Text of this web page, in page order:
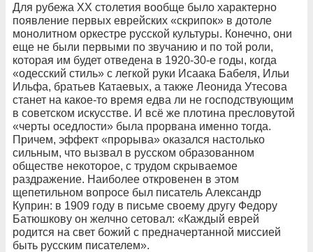
Для рубежа XX столетия вообще было характерно
появление первых еврейских «скрипок» в дотоле
монолитном оркестре русской культуры. Конечно, они
еще не были первыми по звучанию и по той роли,
которая им будет отведена в 1920-30-е годы, когда
«одесский стиль» с легкой руки Исаака Бабеля, Ильи
Ильфа, братьев Катаевых, а также Леонида Утесова
станет на какое-то время едва ли не господствующим
в советском искусстве. И всё же плотина пресловутой
«черты оседлости» была прорвана именно тогда.
Причем, эффект «прорыва» оказался настолько
сильным, что вызвал в русском образованном
обществе некоторое, с трудом скрываемое
раздражение. Наиболее откровенен в этом
щепетильном вопросе был писатель Александр
Куприн: в 1909 году в письме своему другу Федору
Батюшкову он желчно сетовал: «Каждый еврей
родится на свет божий с предначертанной миссией
быть русским писателем».